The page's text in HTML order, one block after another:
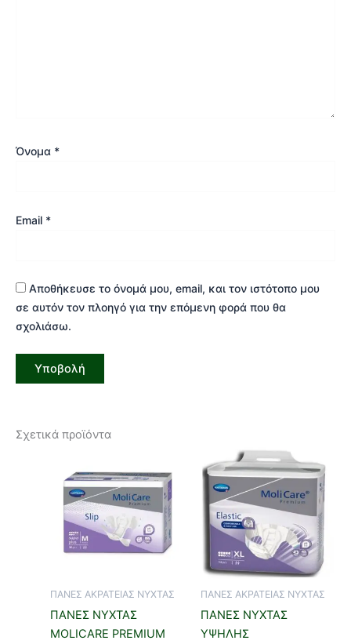
Όνομα *
Email *
Αποθήκευσε το όνομά μου, email, και τον ιστότοπο μου
σε αυτόν τον πλοηγό για την επόμενη φορά που θα
σχολιάσω.
Σχετικά προϊόντα
ΠΑΝΕΣ ΑΚΡΑΤΕΙΑΣ ΝΥΧΤΑΣ
ΠΑΝΕΣ ΝΥΧΤΑΣ
MOLICARE PREMIUM
ΠΑΝΕΣ ΑΚΡΑΤΕΙΑΣ ΝΥΧΤΑΣ
ΠΑΝΕΣ ΝΥΧΤΑΣ
ΥΨΗΛΗΣ